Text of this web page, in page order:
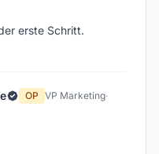
erste Schritt.
OP VP Marketing·